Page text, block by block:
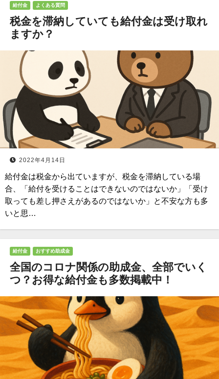
給付金 よくある質問
税金を滞納していても給付金は受け取れ
ますか？
2022年4月14日
給付金は税金から出ていますが、税金を滞納している場
合、「給付を受けることはできないのではないか」「受け
取っても差し押さえがあるのではないか」と不安な方も多
いと思…
給付金 おすすめ助成金
全国のコロナ関係の助成金、全部でいく
つ？お得な給付金も多数掲載中！